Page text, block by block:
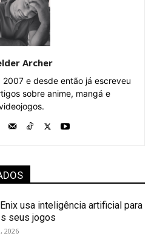
Archer
2007 e desde então já escreveu
sobre anime, mangá e
usa inteligência artificial para
seus jogos
2026